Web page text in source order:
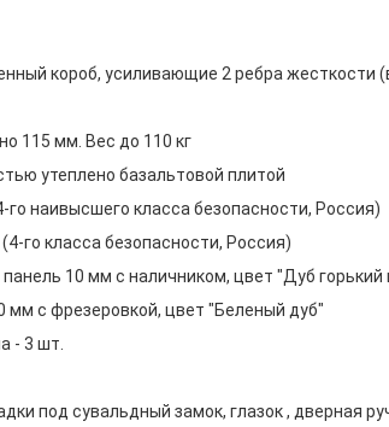
короб, усиливающие 2 ребра жесткости
115 мм. Вес до 110 кг
утеплено базальтовой плитой
наивысшего класса безопасности, Россия)
го класса безопасности, Россия)
10 мм с наличником, цвет "Дуб горький
с фрезеровкой, цвет "Беленый дуб"
- 3 шт.
под сувальдный замок, глазок , дверная